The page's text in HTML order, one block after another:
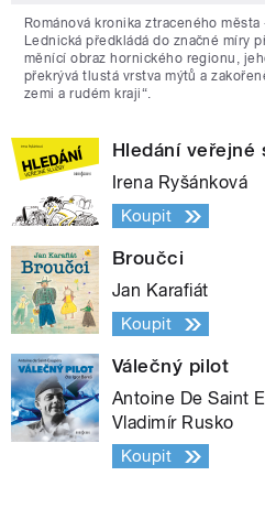
Románová kronika ztraceného
Lednická předkládá do značné míry
měnící obraz hornického regionu,
překrývá tlustá vrstva mýtů a
zemi a rudém kraji“.
Hledání veřejné
Irena Ryšánková
Koupit
Broučci
Jan Karafiát
Koupit
Válečný pilot
Antoine De Saint
Vladimír Rusko
Koupit